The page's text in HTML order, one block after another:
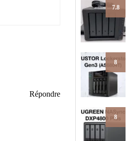
Répondre
7.8
8
8